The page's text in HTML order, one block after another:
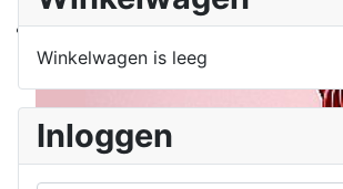
Winkelwagen is leeg
Inloggen